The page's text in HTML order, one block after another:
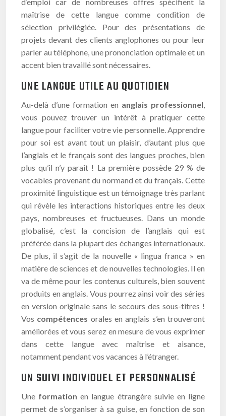
maîtrise de cette langue comme condition de
sélection privilégiée. Pour des présentations de
projets devant des clients anglophones ou pour leur
parler au téléphone, une prononciation optimale et un
accent bien travaillé sont nécessaires.
UNE LANGUE UTILE AU QUOTIDIEN
Au-delà d’une formation en anglais professionnel,
vous pouvez trouver un intérêt à pratiquer cette
langue pour faciliter votre vie personnelle. Apprendre
pour soi est avant tout un plaisir, d’autant plus que
l’anglais et le français sont des langues proches, bien
plus qu’il n’y paraît ! La première possède 29 % de
vocables provenant du normand et du français. Cette
proximité linguistique est un témoignage très parlant
qui révèle les interactions historiques entre les deux
pays, nombreuses et fructueuses. Dans un monde
globalisé, c’est la concision de l’anglais qui est
préférée dans la plupart des échanges internationaux.
De plus, il s’agit de la nouvelle « lingua franca » en
matière de sciences et de nouvelles technologies. Il en
va de même pour les contenus culturels, bien souvent
produits en anglais. Vous pourrez ainsi voir des séries
en version originale sans le secours des sous-titres !
Vos compétences orales en anglais s’en trouveront
améliorées et vous serez en mesure de vous exprimer
dans cette langue avec maîtrise et aisance,
notamment pendant vos vacances à l’étranger.
UN SUIVI INDIVIDUEL ET PERSONNALISÉ
Une formation en langue étrangère suivie en ligne
permet de s’organiser à sa guise, en fonction de son